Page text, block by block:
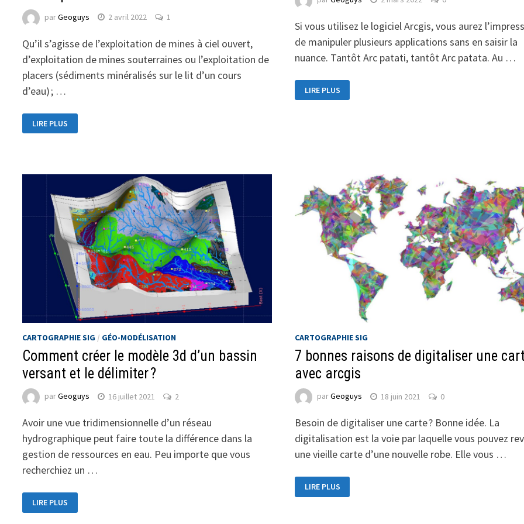
parGeoguys 2 avril 2022 1
Qu’il s’agisse de l’exploitation de mines à ciel ouvert,
d’exploitation de mines souterraines ou l’exploitation de
placers (sédiments minéralisés sur le lit d’un cours
d’eau) ; …
LIRE PLUS
Si vous utilisez le logiciel Arcgis, vous aurez
de manipuler plusieurs applications sans en saisir la
nuance. Tantôt Arc patati, tantôt Arc patata. Au …
LIRE PLUS
CARTOGRAPHIE SIG / GÉO-MODÉLISATION
Comment créer le modèle 3d d’un bassin
versant et le délimiter ?
parGeoguys 16 juillet 2021 2
Avoir une vue tridimensionnelle d’un réseau
hydrographique peut faire toute la différence dans la
gestion de ressources en eau. Peu importe que vous
recherchiez un …
LIRE PLUS
CARTOGRAPHIE SIG
7 bonnes raisons de digitaliser une
avec arcgis
parGeoguys 18 juin 2021 0
Besoin de digitaliser une carte ? Bonne idée. La
digitalisation est la voie par laquelle vous pouvez
une vieille carte d’une nouvelle robe. Elle vous …
LIRE PLUS